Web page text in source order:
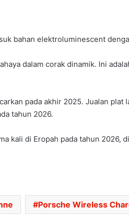
bahan elektroluminescent
dalam corak dinamik. Ini
pada akhir 2025. Jualan plat
tahun 2026.
kali di Eropah pada tahun 2026,
Porsche Wireless
DONGFENG
BAHARU, SUV